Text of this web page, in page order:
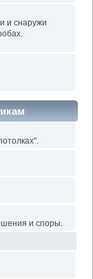
и снаружи
и споры.